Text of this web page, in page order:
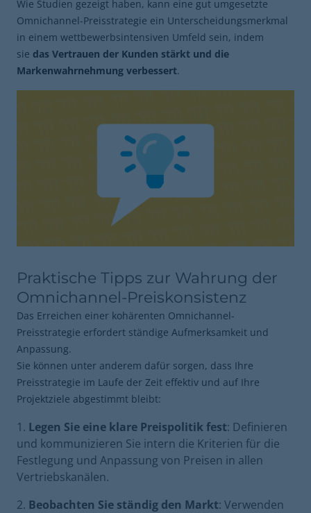
Wie Studien gezeigt haben, kann eine gut umgesetzte
Omnichannel-Preisstrategie ein Unterscheidungsmerkmal
in einem wettbewerbsintensiven Umfeld sein, indem
sie das Vertrauen der Kunden stärkt und die
Markenwahrnehmung verbessert.
Praktische Tipps zur Wahrung der
Omnichannel-Preiskonsistenz
Das Erreichen einer kohärenten Omnichannel-
Preisstrategie erfordert ständige Aufmerksamkeit und
Anpassung.
Sie können unter anderem dafür sorgen, dass Ihre
Preisstrategie im Laufe der Zeit effektiv und auf Ihre
Projektziele abgestimmt bleibt:
Legen Sie eine klare Preispolitik fest: Definieren
und kommunizieren Sie intern die Kriterien für die
Festlegung und Anpassung von Preisen in allen
Vertriebskanälen.
Beobachten Sie ständig den Markt: Verwenden